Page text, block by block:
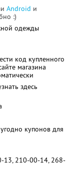
Android и
:)
одежды
код купленного
магазина
здесь
купонов для
13, 210-00-14, 268-